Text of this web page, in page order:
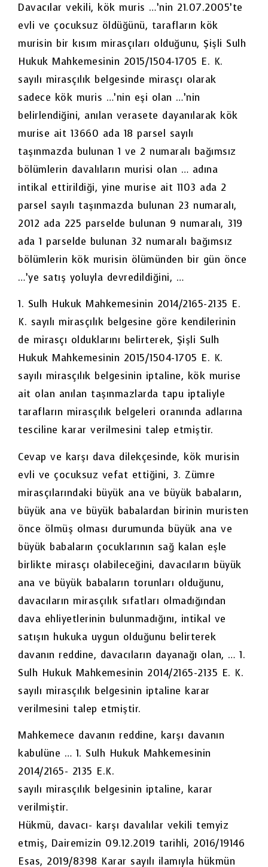
Davacılar vekili, kök muris …’nin 21.07.2005’te
evli ve çocuksuz öldüğünü, tarafların kök
murisin bir kısım mirasçıları olduğunu, Şişli Sulh
Hukuk Mahkemesinin 2015/1504-1705 E. K.
sayılı mirasçılık belgesinde mirasçı olarak
sadece kök muris …’nin eşi olan …’nin
belirlendiğini, anılan verasete dayanılarak kök
murise ait 13660 ada 18 parsel sayılı
taşınmazda bulunan 1 ve 2 numaralı bağımsız
bölümlerin davalıların murisi olan … adına
intikal ettirildiği, yine murise ait 1103 ada 2
parsel sayılı taşınmazda bulunan 23 numaralı,
2012 ada 225 parselde bulunan 9 numaralı, 319
ada 1 parselde bulunan 32 numaralı bağımsız
bölümlerin kök murisin ölümünden bir gün önce
…’ye satış yoluyla devredildiğini, …
1. Sulh Hukuk Mahkemesinin 2014/2165-2135 E.
K. sayılı mirasçılık belgesine göre kendilerinin
de mirasçı olduklarını belirterek, Şişli Sulh
Hukuk Mahkemesinin 2015/1504-1705 E. K.
sayılı mirasçılık belgesinin iptaline, kök murise
ait olan anılan taşınmazlarda tapu iptaliyle
tarafların mirasçılık belgeleri oranında adlarına
tesciline karar verilmesini talep etmiştir.
Cevap ve karşı dava dilekçesinde, kök murisin
evli ve çocuksuz vefat ettiğini, 3. Zümre
mirasçılarındaki büyük ana ve büyük babaların,
büyük ana ve büyük babalardan birinin muristen
önce ölmüş olması durumunda büyük ana ve
büyük babaların çocuklarının sağ kalan eşle
birlikte mirasçı olabileceğini, davacıların büyük
ana ve büyük babaların torunları olduğunu,
davacıların mirasçılık sıfatları olmadığından
dava ehliyetlerinin bulunmadığını, intikal ve
satışın hukuka uygun olduğunu belirterek
davanın reddine, davacıların dayanağı olan, … 1.
Sulh Hukuk Mahkemesinin 2014/2165-2135 E. K.
sayılı mirasçılık belgesinin iptaline karar
verilmesini talep etmiştir.
Mahkemece davanın reddine, karşı davanın
kabulüne … 1. Sulh Hukuk Mahkemesinin
2014/2165- 2135 E.K.
sayılı mirasçılık belgesinin iptaline, karar
verilmiştir.
Hükmü, davacı- karşı davalılar vekili temyiz
etmiş, Dairemizin 09.12.2019 tarihli, 2016/19146
Esas, 2019/8398 Karar sayılı ilamıyla hükmün